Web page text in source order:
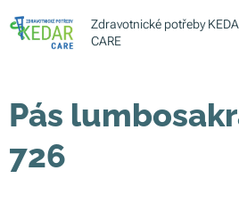
Zdravotnické potřeby
CARE
Pás
726